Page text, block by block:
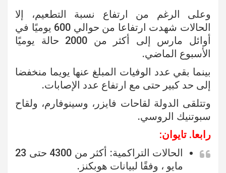
وعلى الرغم من ارتفاع نسبة التطعيم، إلا
الحالات شهدت ارتفاعا من حوالي 600 يوميًا في
أوائل مارس إلى أكثر من 2000 حالة يوميًا
الأسبوع الماضي.
بينما بقي عدد الوفيات المبلغ عنها يويما منخفضا
إلى حد كبير حتى مع ارتفاع عدد الإصابات.
وتتلقى الدولة لقاحات فايزر، وسينوفارم، ولقاح
سبوتنيك الروسي.
رابعا. تايوان:
الحالات التراكمية: أكثر من 4300 حتى 23
مايو ، وفقًا لبيانات هوبكنز.